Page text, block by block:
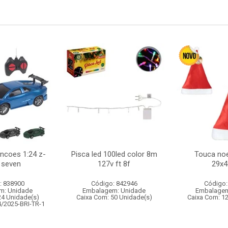
1:24 z-
838900
Unidade
Unidade(s)
BRI-TR-1
Pisca led 100led color 8m
127v ft 8f
Código: 842946
Embalagem: Unidade
Caixa Com: 50 Unidade(s)
Touca
Caixa Com: